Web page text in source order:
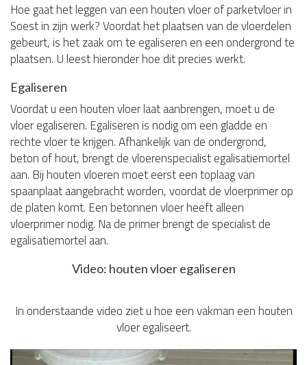
Hoe gaat het leggen van een houten vloer of parketvloer in
Soest in zijn werk? Voordat het plaatsen van de vloerdelen
gebeurt, is het zaak om te egaliseren en een ondergrond te
plaatsen. U leest hieronder hoe dit precies werkt.
Egaliseren
Voordat u een houten vloer laat aanbrengen, moet u de
vloer egaliseren. Egaliseren is nodig om een gladde en
rechte vloer te krijgen. Afhankelijk van de ondergrond,
beton of hout, brengt de vloerenspecialist egalisatiemortel
aan. Bij houten vloeren moet eerst een toplaag van
spaanplaat aangebracht worden, voordat de vloerprimer op
de platen komt. Een betonnen vloer heeft alleen
vloerprimer nodig. Na de primer brengt de specialist de
egalisatiemortel aan.
Video: houten vloer egaliseren
In onderstaande video ziet u hoe een vakman een houten
vloer egaliseert.